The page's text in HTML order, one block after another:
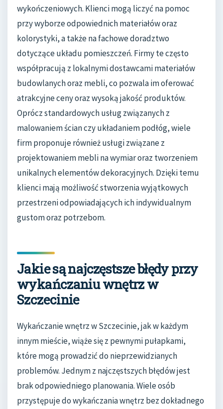
wykończeniowych. Klienci mogą liczyć na pomoc
przy wyborze odpowiednich materiałów oraz
kolorystyki, a także na fachowe doradztwo
dotyczące układu pomieszczeń. Firmy te często
współpracują z lokalnymi dostawcami materiałów
budowlanych oraz mebli, co pozwala im oferować
atrakcyjne ceny oraz wysoką jakość produktów.
Oprócz standardowych usług związanych z
malowaniem ścian czy układaniem podłóg, wiele
firm proponuje również usługi związane z
projektowaniem mebli na wymiar oraz tworzeniem
unikalnych elementów dekoracyjnych. Dzięki temu
klienci mają możliwość stworzenia wyjątkowych
przestrzeni odpowiadających ich indywidualnym
gustom oraz potrzebom.
Jakie są najczęstsze błędy przy
wykańczaniu wnętrz w
Szczecinie
Wykańczanie wnętrz w Szczecinie, jak w każdym
innym mieście, wiąże się z pewnymi pułapkami,
które mogą prowadzić do nieprzewidzianych
problemów. Jednym z najczęstszych błędów jest
brak odpowiedniego planowania. Wiele osób
przystępuje do wykańczania wnętrz bez dokładnego